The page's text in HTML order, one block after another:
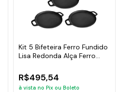
Kit 5 Bifeteira Ferro Fundido
Lisa Redonda Alça Ferro
R$495,54
à vista no Pix ou Boleto